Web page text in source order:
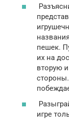
пешек.
их на
вторую
игре